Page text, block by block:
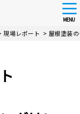
MENU
現場レポート > 屋根塗装